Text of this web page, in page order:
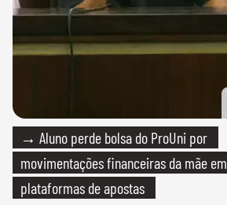
→ Aluno perde bolsa do ProUni por
movimentações financeiras da mãe em
plataformas de apostas